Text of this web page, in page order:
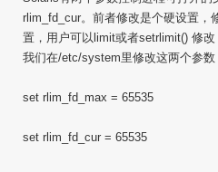
rlim_fd_cur。前者修改是个硬设置，
置，用户可以limit或者setrlimit() 修
我们在/etc/system里修改这两个参数
set rlim_fd_max = 65535
set rlim_fd_cur = 65535